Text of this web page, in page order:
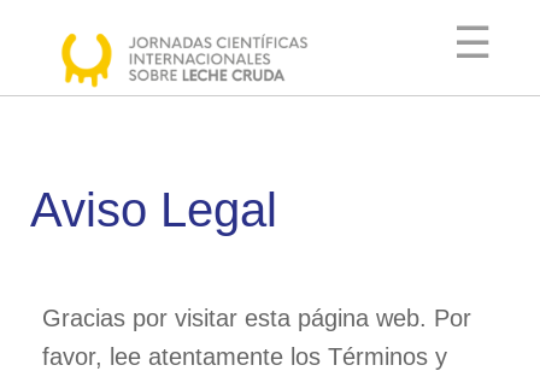
☰
COMITÉ
ORGANIZADOR
CIENTÍFICO
AGENDA
Aviso Legal
Gracias por visitar esta página web. Por
favor, lee atentamente los Términos y